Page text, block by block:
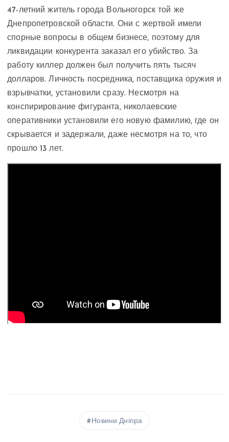
47-летний житель города Вольногорск той же
Днепропетровской области. Они с жертвой имели
спорные вопросы в общем бизнесе, поэтому для
ликвидации конкурента заказал его убийство. За
работу киллер должен был получить пять тысяч
долларов. Личность посредника, поставщика оружия и
взрывчатки, установили сразу. Несмотря на
конспирирование фигуранта, николаевские
оперативники установили его новую фамилию, где он
скрывается и задержали, даже несмотря на то, что
прошло 13 лет.
Новини Дніпра